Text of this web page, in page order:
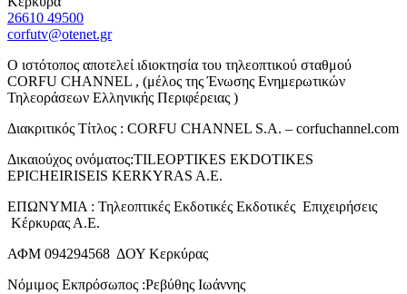
26610 49500
corfutv@otenet.gr
Ο ιστότοπος αποτελεί ιδιοκτησία του τηλεοπτικού σταθμού
CORFU CHANNEL , (μέλος της Ένωσης Ενημερωτικών
Τηλεοράσεων Ελληνικής Περιφέρειας )
Διακριτικός Τίτλος : CORFU CHANNEL S.A. – corfuchannel.com
Δικαιούχος ονόματος:TILEOPTIKES EKDOTIKES
EPICHEIRISEIS KERKYRAS A.E.
ΕΠΩΝΥΜΙΑ : Τηλεοπτικές Εκδοτικές Εκδοτικές Επιχειρήσεις
Κέρκυρας Α.Ε.
ΑΦΜ 094294568 ΔΟΥ Κερκύρας
Νόμιμος Εκπρόσωπος :Ρεβύθης Ιωάννης